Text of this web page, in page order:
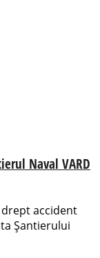
Naval VARD
accident
Șantierului